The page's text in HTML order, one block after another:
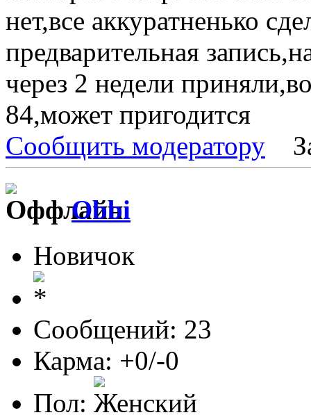
нет,все аккуратненько
предварительная
через 2 недели
84,может пригодится
Сообщить модератору
Obbi
Новичок
Сообщений: 23
Карма: +0/-0
Пол: